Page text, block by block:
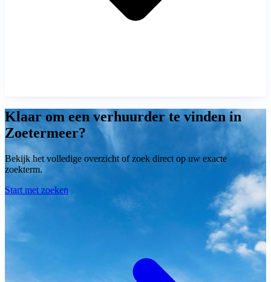
Klaar om een verhuurder te vinden in
Zoetermeer?
Bekijk het volledige overzicht of zoek direct op uw exacte
zoekterm.
Start met zoeken